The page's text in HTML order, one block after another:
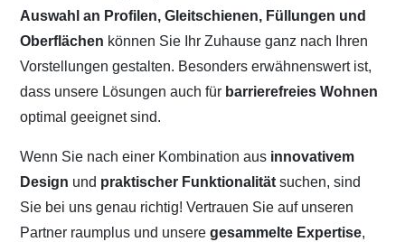
Auswahl an Profilen, Gleitschienen, Füllungen und
Oberflächen können Sie Ihr Zuhause ganz nach Ihren
Vorstellungen gestalten. Besonders erwähnenswert ist,
dass unsere Lösungen auch für barrierefreies Wohnen
optimal geeignet sind.
Wenn Sie nach einer Kombination aus innovativem
Design und praktischer Funktionalitätsuchen, sind
Sie bei uns genau richtig! Vertrauen Sie auf unseren
Partner raumplus und unseregesammelte Expertise,